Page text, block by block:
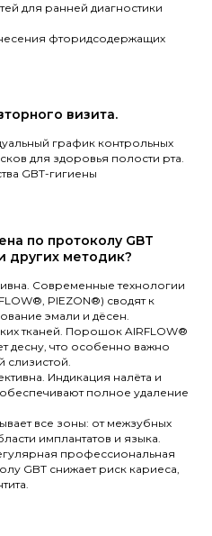
для ранней диагностики
фторидсодержащих
визита.
график контрольных
для здоровья полости рта.
GBT-гигиены
по протоколу GBT
других методик?
Современные технологии
PIEZON®) сводят к
эмали и дёсен.
тканей. Порошок AIRFLOW®
десну, что особенно важно
слизистой.
Индикация налёта и
полное удаление
все зоны: от межзубных
имплантатов и языка.
профессиональная
GBT снижает риск кариеса,